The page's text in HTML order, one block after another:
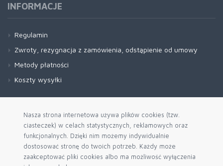
Nasza strona internetowa używa plików cookies (tzw.
ciasteczek) w celach statystycznych, reklamowych oraz
funkcjonalnych. Dzięki nim możemy indywidualnie
dostosować stronę do twoich potrzeb. Każdy może
zaakceptować pliki cookies albo ma możliwość wyłączenia
INFORMACJE
Regulamin
Zwroty, rezygnacja z zamówienia, odstąpienie od umowy
Metody płatności
Koszty wysyłki